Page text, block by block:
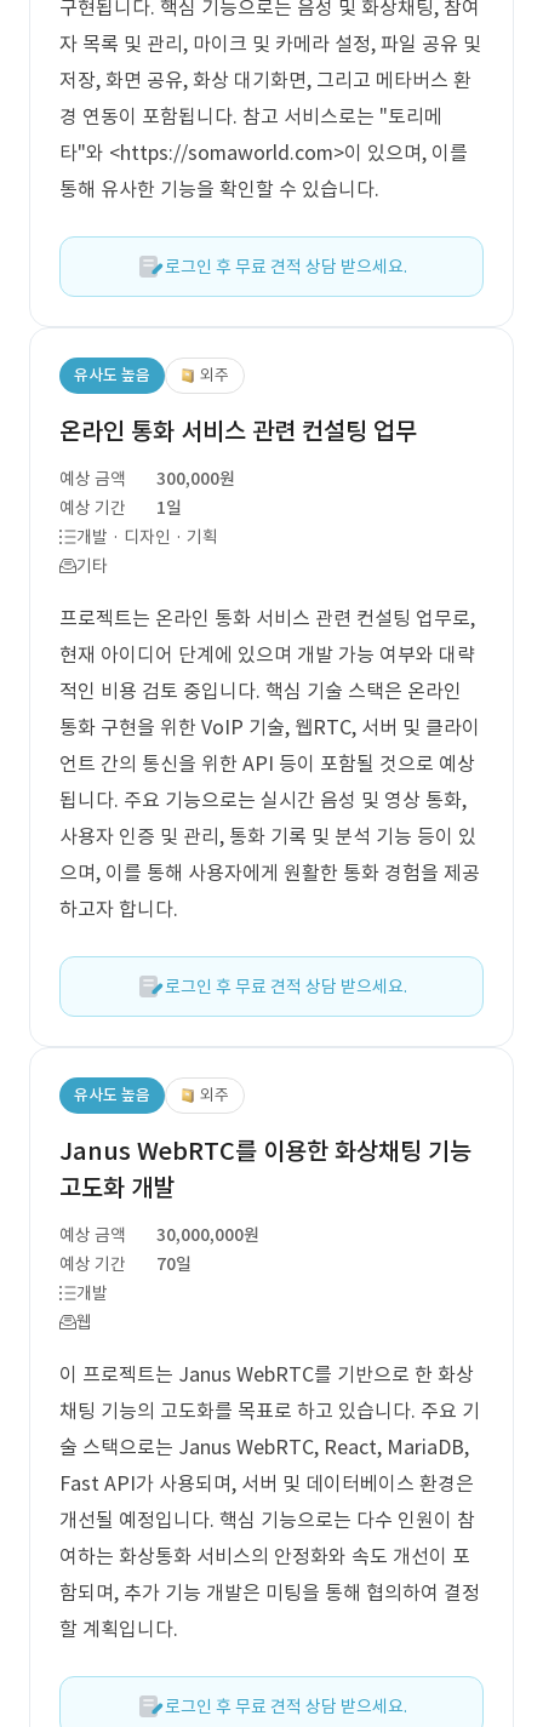
구현됩니다. 핵심 기능으로는 음성 및 화상채팅, 참여
자 목록 및 관리, 마이크 및 카메라 설정, 파일 공유 및
저장, 화면 공유, 화상 대기화면, 그리고 메타버스 환
경 연동이 포함됩니다. 참고 서비스로는 "토리메
타"와 <https://somaworld.com>이 있으며, 이를
통해 유사한 기능을 확인할 수 있습니다.
로그인 후 무료 견적 상담 받으세요.
유사도 높음 외주
온라인 통화 서비스 관련 컨설팅 업무
예상 금액
300,000원
예상 기간
1일
개발 · 디자인 · 기획
기타
프로젝트는 온라인 통화 서비스 관련 컨설팅 업무로,
현재 아이디어 단계에 있으며 개발 가능 여부와 대략
적인 비용 검토 중입니다. 핵심 기술 스택은 온라인
통화 구현을 위한 VoIP 기술, 웹RTC, 서버 및 클라이
언트 간의 통신을 위한 API 등이 포함될 것으로 예상
됩니다. 주요 기능으로는 실시간 음성 및 영상 통화,
사용자 인증 및 관리, 통화 기록 및 분석 기능 등이 있
으며, 이를 통해 사용자에게 원활한 통화 경험을 제공
하고자 합니다.
로그인 후 무료 견적 상담 받으세요.
유사도 높음 외주
Janus WebRTC를 이용한 화상채팅 기능
고도화 개발
예상 금액
30,000,000원
예상 기간
70일
개발
웹
이 프로젝트는 Janus WebRTC를 기반으로 한 화상
채팅 기능의 고도화를 목표로 하고 있습니다. 주요 기
술 스택으로는 Janus WebRTC, React, MariaDB,
Fast API가 사용되며, 서버 및 데이터베이스 환경은
개선될 예정입니다. 핵심 기능으로는 다수 인원이 참
여하는 화상통화 서비스의 안정화와 속도 개선이 포
함되며, 추가 기능 개발은 미팅을 통해 협의하여 결정
할 계획입니다.
로그인 후 무료 견적 상담 받으세요.